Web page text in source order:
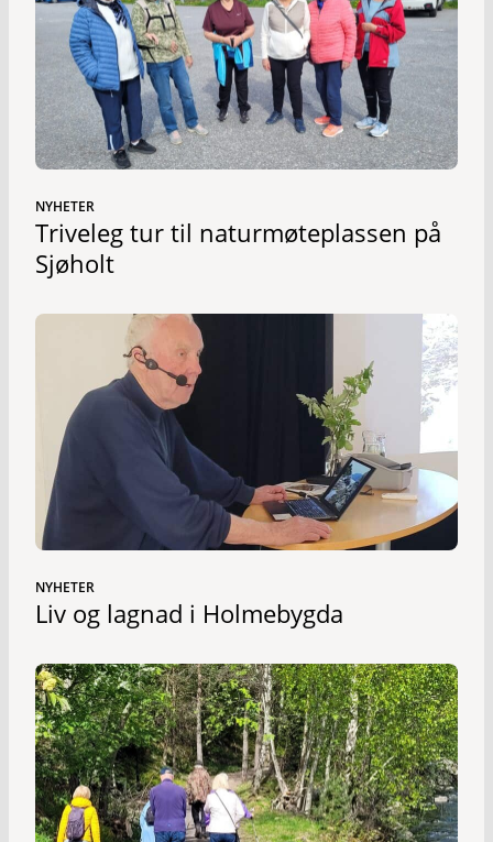
NYHETER
Triveleg tur til naturmøteplassen på
Sjøholt
NYHETER
Liv og lagnad i Holmebygda